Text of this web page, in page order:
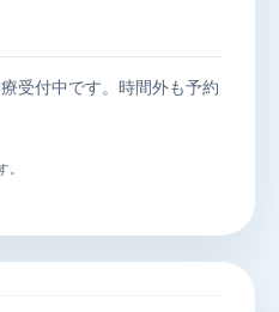
受付中です。時間外も予約